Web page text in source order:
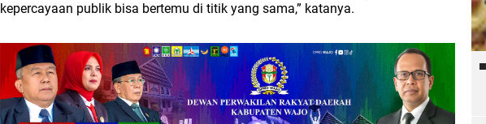
kepercayaan publik bisa bertemu di titik yang sama,” katanya.